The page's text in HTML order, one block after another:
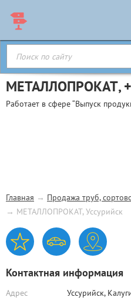
МЕТАЛЛОПРОКАТ,
Работает в сфере “Выпуск
Главная → Продажа труб,
→ МЕТАЛЛОПРОКАТ, Уссурийск
Контактная информация
Адрес Уссурийск,